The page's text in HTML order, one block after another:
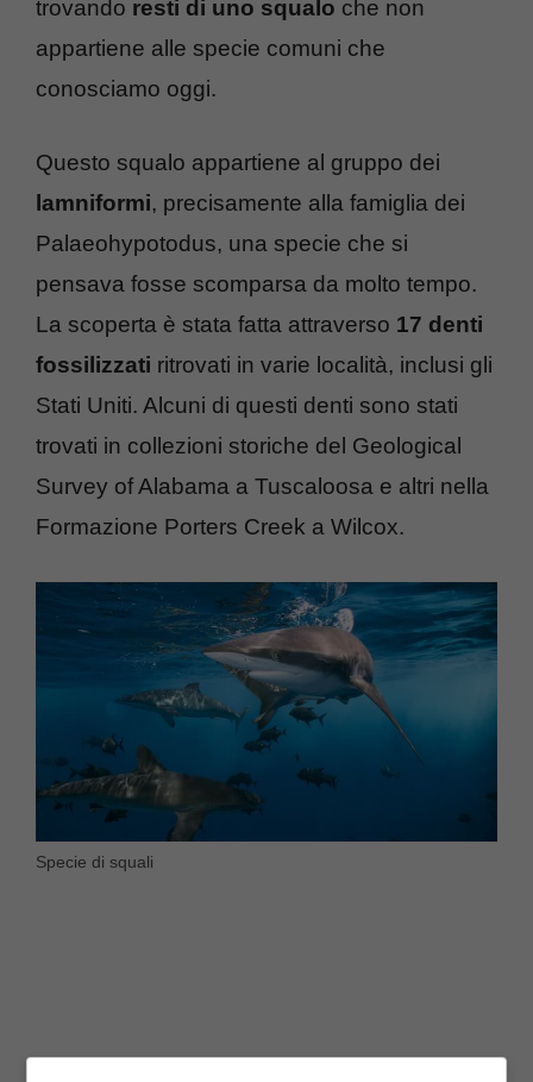
trovando resti di uno squalo che non
appartiene alle specie comuni che
conosciamo oggi.
Questo squalo appartiene al gruppo dei
lamniformi, precisamente alla famiglia dei
Palaeohypotodus, una specie che si
pensava fosse scomparsa da molto tempo.
La scoperta è stata fatta attraverso 17 denti
fossilizzati ritrovati in varie località, inclusi gli
Stati Uniti. Alcuni di questi denti sono stati
trovati in collezioni storiche del Geological
Survey of Alabama a Tuscaloosa e altri nella
Formazione Porters Creek a Wilcox.
Specie di squali